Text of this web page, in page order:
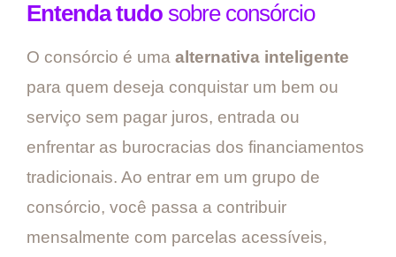
Entenda tudo sobre consórcio
O consórcio é uma alternativa inteligente
para quem deseja conquistar um bem ou
serviço sem pagar juros, entrada ou
enfrentar as burocracias dos financiamentos
tradicionais. Ao entrar em um grupo de
consórcio, você passa a contribuir
mensalmente com parcelas acessíveis,